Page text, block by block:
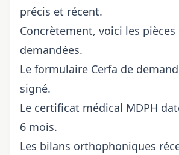
précis et récent.
Concrètement, voici les pièces
demandées.
Le formulaire Cerfa de
signé.
Le certificat médical MDPH
6 mois.
Les bilans orthophoniques